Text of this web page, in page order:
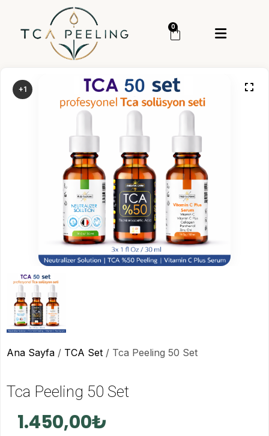
0
+1
Ana Sayfa / TCA Set / Tca Peeling 50 Set
Tca Peeling 50 Set
1.450,00₺
Giriş Yap
Kategoriler Menü
Cilt Serumu
TCA Peeling